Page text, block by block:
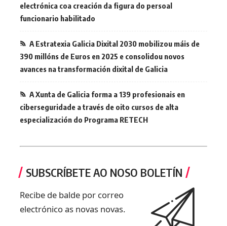
electrónica coa creación da figura do persoal
funcionario habilitado
A Estratexia Galicia Dixital 2030 mobilizou máis de
390 millóns de Euros en 2025 e consolidou novos
avances na transformación dixital de Galicia
A Xunta de Galicia forma a 139 profesionais en
ciberseguridade a través de oito cursos de alta
especialización do Programa RETECH
SUBSCRÍBETE AO NOSO BOLETÍN
Recibe de balde por correo
electrónico as novas novas.